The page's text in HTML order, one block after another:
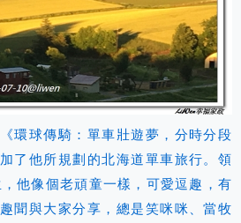
《環球傳騎 ： 單車壯遊夢 ， 分時分段
了他所規劃的北海道單車旅行。領
他像個老頑童一樣，可愛逗趣，有
聞與大家分享，總是笑咪咪、當牧